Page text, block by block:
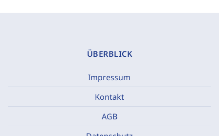
ÜBERBLICK
Impressum
Kontakt
AGB